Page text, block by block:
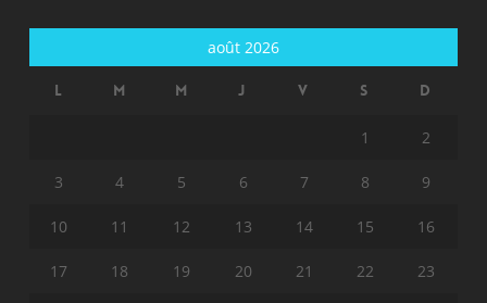
août 2026
L M M J V S D
1 2
3 4 5 6 7 8 9
10 11 12 13 14 15 16
17 18 19 20 21 22 23